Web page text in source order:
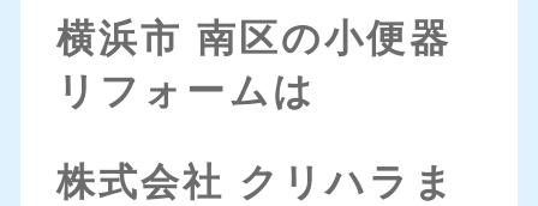
横浜市 南区の小便器
リフォームは
株式会社 クリハラま